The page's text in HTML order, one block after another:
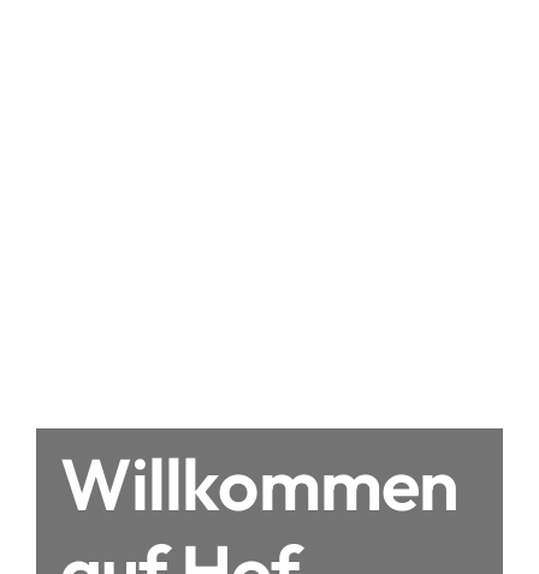
Willkommen